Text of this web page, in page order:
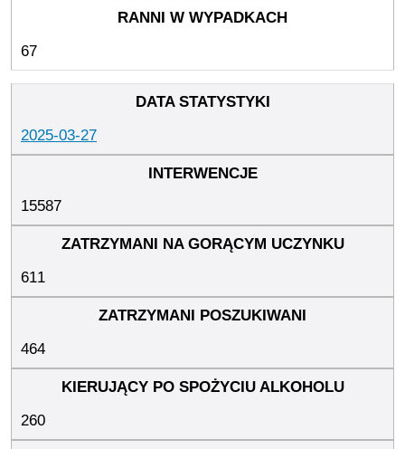
67
2025-03-27
15587
611
464
260